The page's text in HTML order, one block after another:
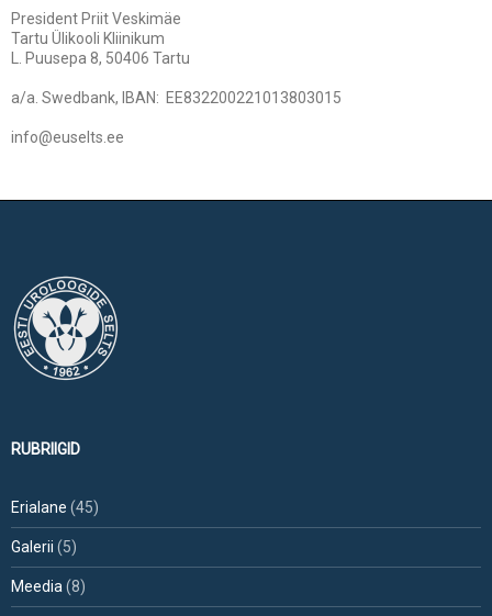
President Priit Veskimäe
Tartu Ülikooli Kliinikum
L. Puusepa 8, 50406 Tartu
a/a. Swedbank, IBAN: EE832200221013803015
info@euselts.ee
RUBRIIGID
Erialane (45)
Galerii (5)
Meedia(8)